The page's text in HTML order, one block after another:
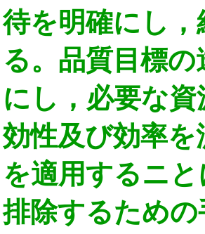
待を明確にし
る。品質目標
にし，必要な
効性及び効率
を適用するニ
排除するため